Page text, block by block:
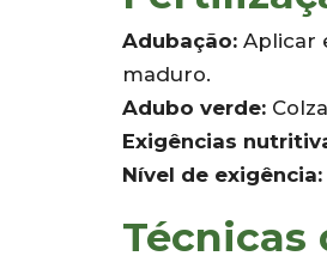
Adubação: Aplicar
maduro.
Adubo verde:
Exigências
Nível de exigência:
Técnicas